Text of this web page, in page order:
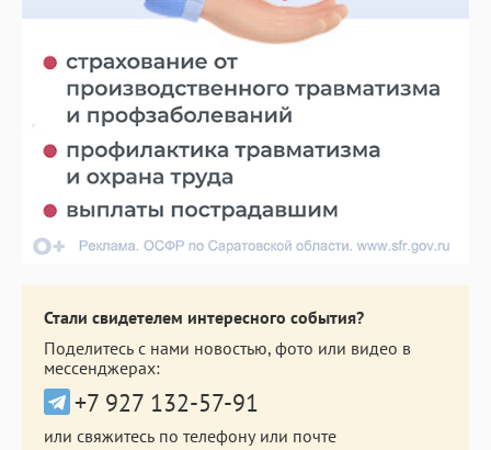
Стали свидетелем интересного события?
Поделитесь с нами новостью, фото или видео в
мессенджерах:
+7 927 132-57-91
или свяжитесь по телефону или почте